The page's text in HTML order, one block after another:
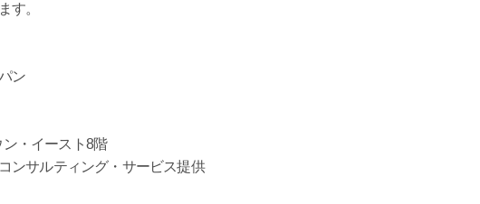
す。
ン
・イースト8階
ンサルティング・サービス提供